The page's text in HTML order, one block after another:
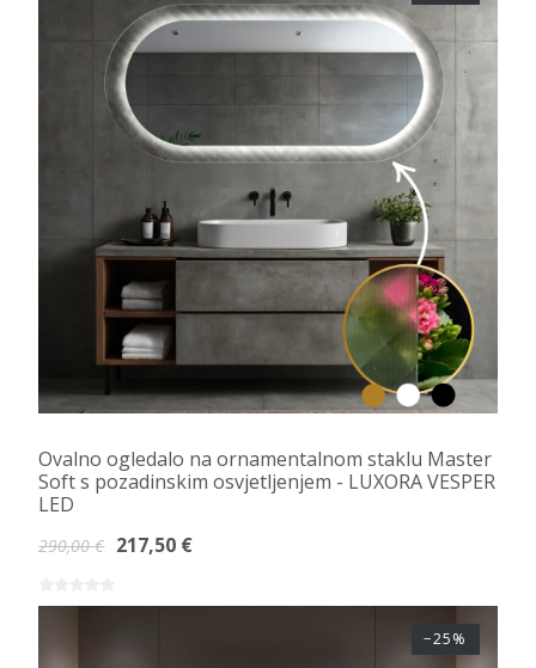
Ovalno ogledalo na ornamentalnom staklu Master
Soft s pozadinskim osvjetljenjem - LUXORA VESPER
LED
290,00 € 217,50 €
−25%